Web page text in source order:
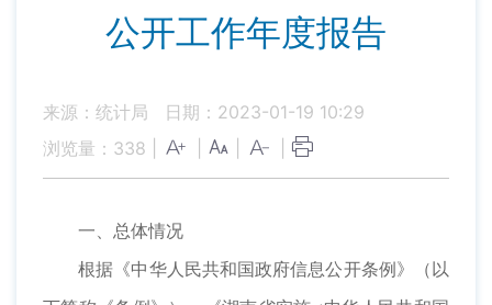
公开工作年度报告
来源：统计局
日期：2023-01-19 10:29
浏览量： 338
一、总体情况
根据《中华人民共和国政府信息公开条例》（以